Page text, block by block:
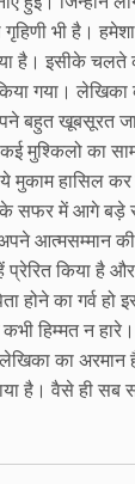
भी है।
है। इसीके चलते
गया।
बहुत खूबसूरत
मुश्किलो का
हासिल कर
के सफर में आगे
की
प्रेरित किया
होने का गर्व
हिम्मत न
का
है। वैसे ही